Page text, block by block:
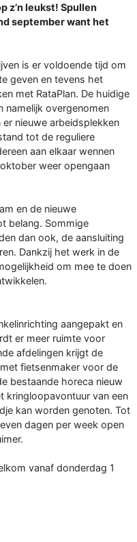
z’n leukst! Spullen
september want het
is er voldoende tijd om
geven en tevens het
met RataPlan. De huidige
namelijk overgenomen
nieuwe arbeidsplekken
tot de reguliere
aan elkaar wennen
weer opengaan
en de nieuwe
belang. Sommige
dan ook, de aansluiting
Dankzij het werk in de
om mee te doen
aangepakt en
er meer ruimte voor
afdelingen krijgt de
fietsenmaker voor de
bestaande horeca nieuw
kringloopavontuur van een
kan worden genoten. Tot
dagen per week open
vanaf donderdag 1